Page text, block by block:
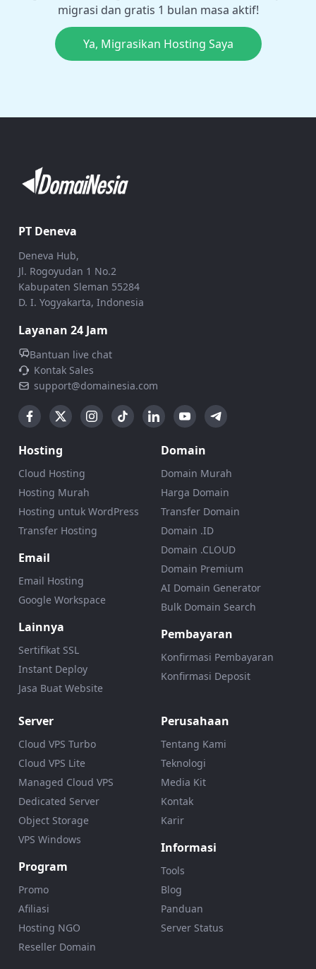
migrasi dan gratis 1 bulan masa aktif!
Ya, Migrasikan Hosting Saya
PT Deneva
Deneva Hub,
Jl. Rogoyudan 1 No.2
Kabupaten Sleman 55284
D. I. Yogyakarta, Indonesia
Layanan 24 Jam
Bantuan live chat
Kontak Sales
support@domainesia.com
Hosting
Cloud Hosting
Hosting Murah
Hosting untuk WordPress
Transfer Hosting
Email
Email Hosting
Google Workspace
Lainnya
Sertifikat SSL
Instant Deploy
Jasa Buat Website
Domain
Domain Murah
Harga Domain
Transfer Domain
Domain .ID
Domain .CLOUD
Domain Premium
AI Domain Generator
Bulk Domain Search
Pembayaran
Konfirmasi Pembayaran
Konfirmasi Deposit
Server
Cloud VPS Turbo
Cloud VPS Lite
Managed Cloud VPS
Dedicated Server
Object Storage
VPS Windows
Program
Promo
Afiliasi
Hosting NGO
Reseller Domain
Perusahaan
Tentang Kami
Teknologi
Media Kit
Kontak
Karir
Informasi
Tools
Blog
Panduan
Server Status